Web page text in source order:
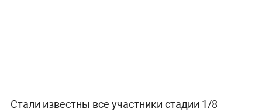
Стали известны все участники стадии 1/8